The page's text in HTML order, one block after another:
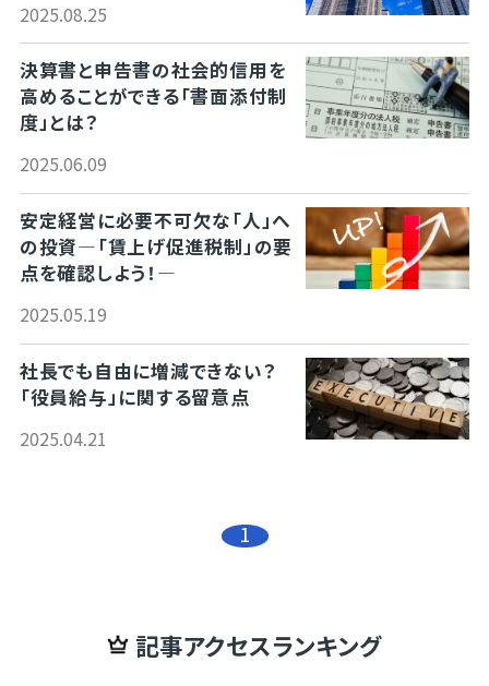
2025.08.25
決算書と申告書の社会的信用を
高めることができる「書面添付制
度」とは？
2025.06.09
安定経営に必要不可欠な「人」へ
の投資―「賃上げ促進税制」の要
点を確認しよう！―
2025.05.19
社長でも自由に増減できない？
「役員給与」に関する留意点
2025.04.21
1
記事アクセスランキング